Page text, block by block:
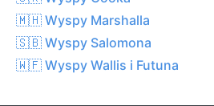
🇲🇭 Wyspy Marshalla
🇸🇧 Wyspy Salomona
🇼🇫 Wyspy Wallis i Futuna